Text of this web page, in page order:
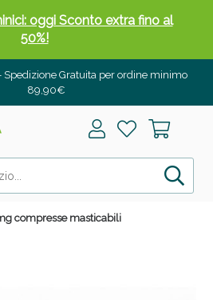
Gratuita per ordine minimo
89,90€
compresse masticabili
oggi Sconto extra fino al
50%!